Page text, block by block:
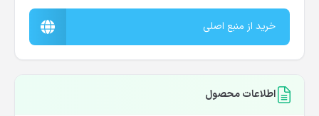
خرید از منبع اصلی
اطلاعات محصول